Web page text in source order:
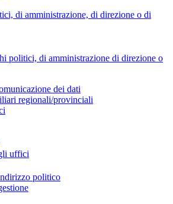
di amministrazione, di direzione o di
politici, di amministrazione di direzione o
dei dati
regionali/provinciali
uffici
politico